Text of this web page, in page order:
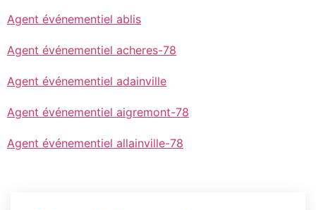
Agent événementiel ablis
Agent événementiel acheres-78
Agent événementiel adainville
Agent événementiel aigremont-78
Agent événementiel allainville-78